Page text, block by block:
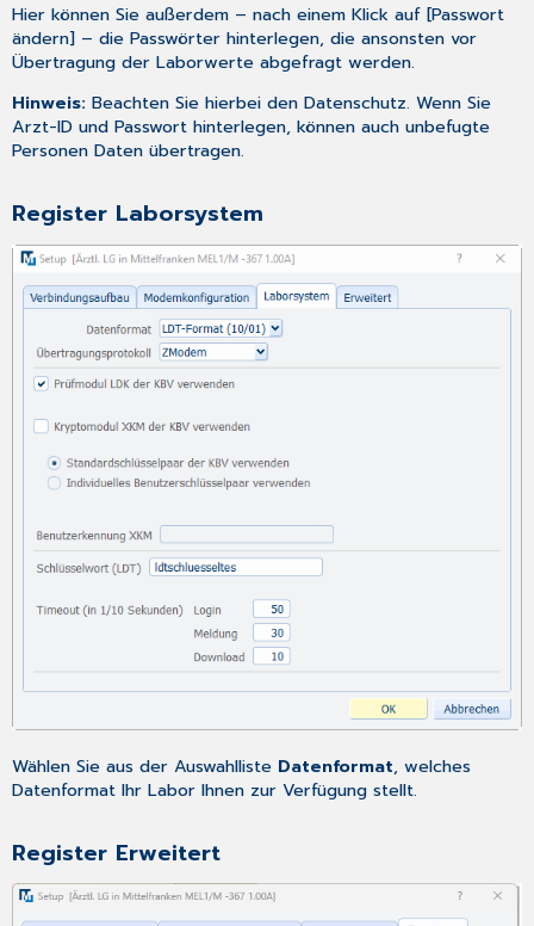
Hier können Sie außerdem – nach einem Klick auf [Passwort
ändern] – die Passwörter hinterlegen, die ansonsten vor
Übertragung der Laborwerte abgefragt werden.
Hinweis:Beachten Sie hierbei den Datenschutz. Wenn Sie
Arzt-ID und Passwort hinterlegen, können auch unbefugte
Personen Daten übertragen.
Register Laborsystem
Wählen Sie aus der Auswahlliste Datenformat, welches
Datenformat Ihr Labor Ihnen zur Verfügung stellt.
Register Erweitert